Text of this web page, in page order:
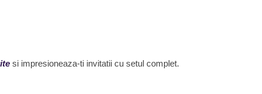
si impresioneaza-ti invitatii cu setul complet.